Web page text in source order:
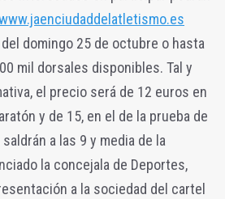
domingo 25 de octubre o hasta
mil dorsales disponibles. Tal y
el precio será de 12 euros en
y de 15, en el de la prueba de
a las 9 y media de la
la concejala de Deportes,
a la sociedad del cartel